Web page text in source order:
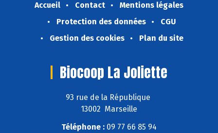
Accueil Contact
Mentions légales
Protection des données
CGU
Gestion des cookies
Plan du site
Biocoop La Joliette
93 rue de la République
13002 Marseille
Téléphone : 09 77 66 85 94